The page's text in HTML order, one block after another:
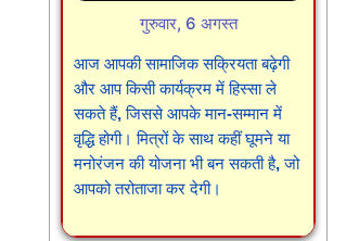
गुरुवार, 6 अगस्त
आज आपकी सामाजिक सक्रियता बढ़ेगी
और आप किसी कार्यक्रम में हिस्सा ले
सकते हैं, जिससे आपके मान-सम्मान में
वृद्धि होगी। मित्रों के साथ कहीं घूमने या
मनोरंजन की योजना भी बन सकती है, जो
आपको तरोताजा कर देगी।